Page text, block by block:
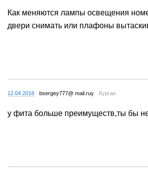
Как меняются лампы освещения
двери снимать или плафоны
12.04.2018 bsergey777@ mail.ruy Курган
у фита больше преимуществ,ты бы